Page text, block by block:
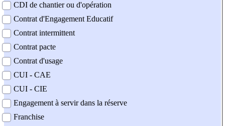
CDI de chantier ou d'opération
Contrat d'Engagement Educatif
Contrat intermittent
Contrat pacte
Contrat d'usage
CUI - CAE
CUI - CIE
Engagement à servir dans la réserve
Franchise